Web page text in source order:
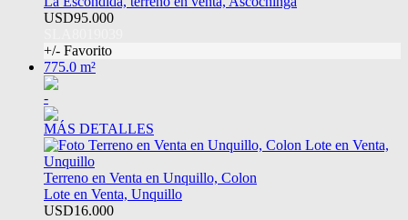
USD95.000
+/- Favorito
775.0 m²
-
MÁS DETALLES
Terreno en Venta en Unquillo, Colon
Lote en Venta, Unquillo
USD16.000